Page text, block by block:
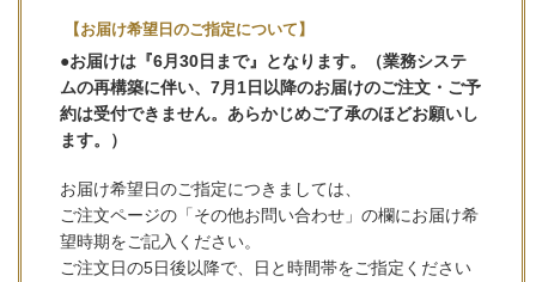
【お届け希望日のご指定について】
●お届けは『6月30日まで』となります。（業務システ
ムの再構築に伴い、7月1日以降のお届けのご注文・ご予
約は受付できません。あらかじめご了承のほどお願いし
ます。）
お届け希望日のご指定につきましては、
ご注文ページの「その他お問い合わせ」の欄にお届け希
望時期をご記入ください。
ご注文日の5日後以降で、日と時間帯をご指定ください